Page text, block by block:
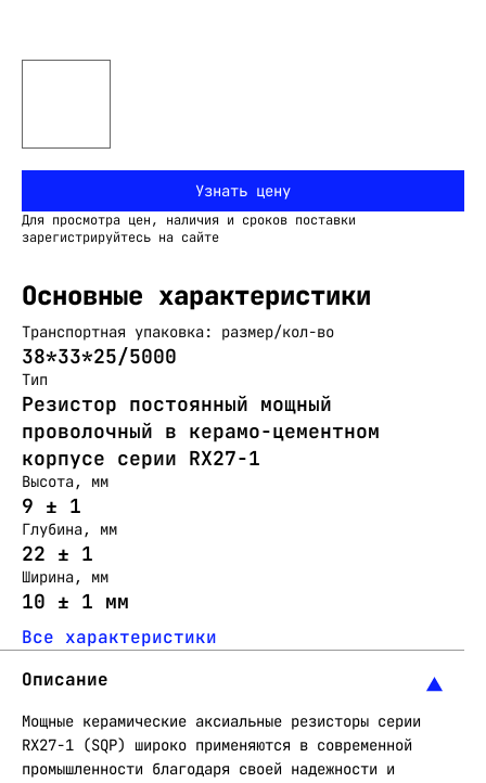
Узнать цену
Для просмотра цен, наличия и сроков поставки
зарегистрируйтесь на сайте
Основные характеристики
Транспортная упаковка: размер/кол-во
38*33*25/5000
Тип
Резистор постоянный мощный
проволочный в керамо-цементном
корпусе серии RX27-1
Высота, мм
9 ± 1
Глубина, мм
22 ± 1
Ширина, мм
10 ± 1 мм
Все характеристики
Описание
Мощные керамические аксиальные резисторы серии
RX27-1 (SQP) широко применяются в современной
промышленности благодаря своей надежности и